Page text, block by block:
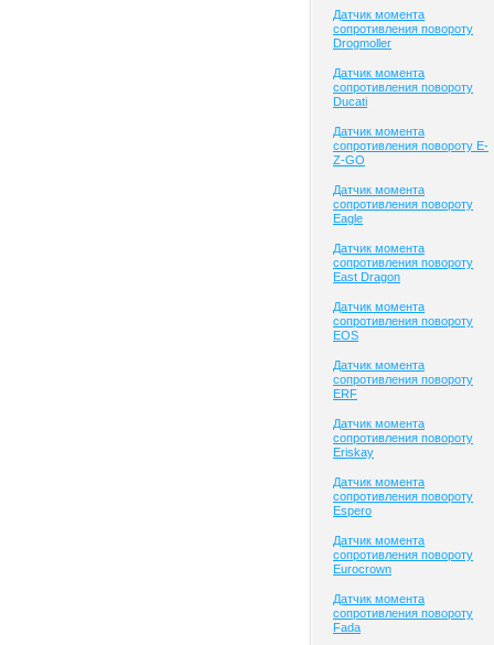
Датчик момента
сопротивления повороту
Drogmoller
Датчик момента
сопротивления повороту
Ducati
Датчик момента
сопротивления повороту E-
Z-GO
Датчик момента
сопротивления повороту
Eagle
Датчик момента
сопротивления повороту
East Dragon
Датчик момента
сопротивления повороту
EOS
Датчик момента
сопротивления повороту
ERF
Датчик момента
сопротивления повороту
Eriskay
Датчик момента
сопротивления повороту
Espero
Датчик момента
сопротивления повороту
Eurocrown
Датчик момента
сопротивления повороту
Fada